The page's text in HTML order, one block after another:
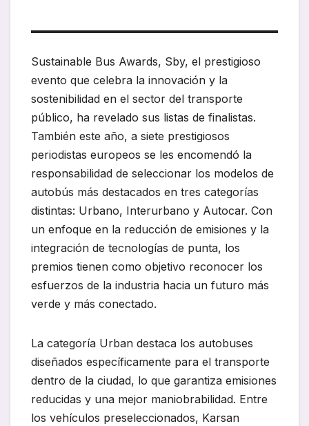
Sustainable Bus Awards, Sby, el prestigioso
evento que celebra la innovación y la
sostenibilidad en el sector del transporte
público, ha revelado sus listas de finalistas.
También este año, a siete prestigiosos
periodistas europeos se les encomendó la
responsabilidad de seleccionar los modelos de
autobús más destacados en tres categorías
distintas: Urbano, Interurbano y Autocar. Con
un enfoque en la reducción de emisiones y la
integración de tecnologías de punta, los
premios tienen como objetivo reconocer los
esfuerzos de la industria hacia un futuro más
verde y más conectado.
La categoría Urban destaca los autobuses
diseñados específicamente para el transporte
dentro de la ciudad, lo que garantiza emisiones
reducidas y una mejor maniobrabilidad. Entre
los vehículos preseleccionados, Karsan